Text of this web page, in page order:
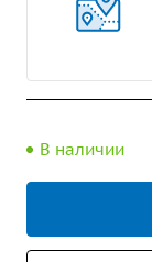
В наличии